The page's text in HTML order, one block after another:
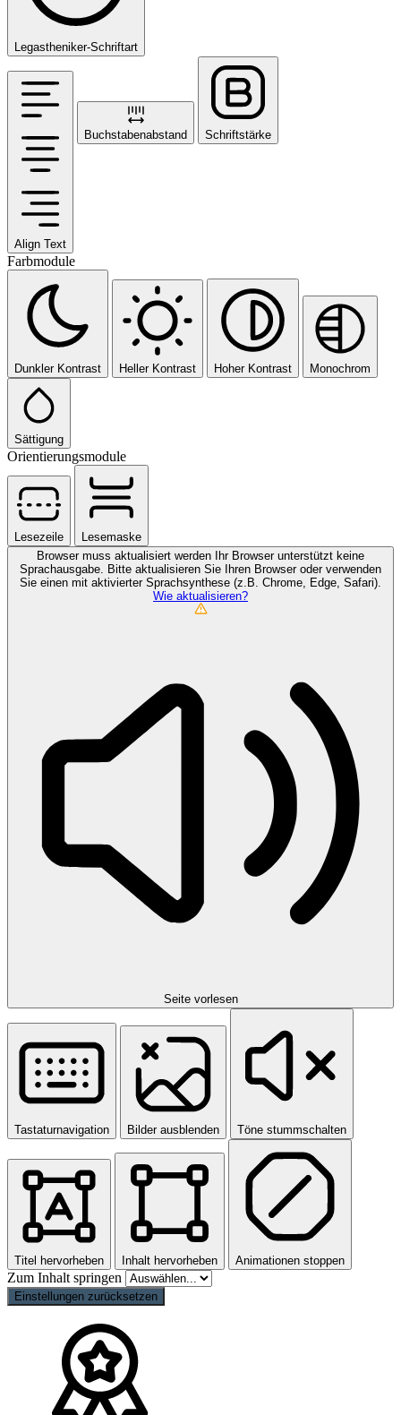
Legastheniker-Schriftart
Align Text
Buchstabenabstand Schriftstärke
Farbmodule
Dunkler Kontrast Heller Kontrast Hoher Kontrast Monochrom
Sättigung
Orientierungsmodule
Lesezeile
Lesemaske
Browser muss aktualisiert werden
Ihr Browser unterstützt keine
Sprachausgabe. Bitte aktualisieren Sie Ihren Browser oder verwenden
Sie einen mit aktivierter Sprachsynthese (z.B. Chrome, Edge, Safari).
Wie aktualisieren?
Seite vorlesen
Tastaturnavigation Bilder ausblenden Töne stummschalten
Titel hervorheben Inhalt hervorheben Animationen stoppen
Zum Inhalt springen
Einstellungen zurücksetzen